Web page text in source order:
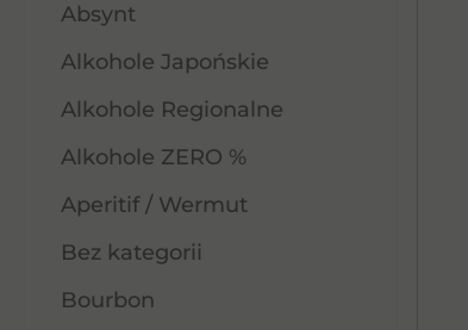
Absynt
Alkohole Japońskie
Alkohole Regionalne
Alkohole ZERO %
Aperitif / Wermut
Bez kategorii
Bourbon